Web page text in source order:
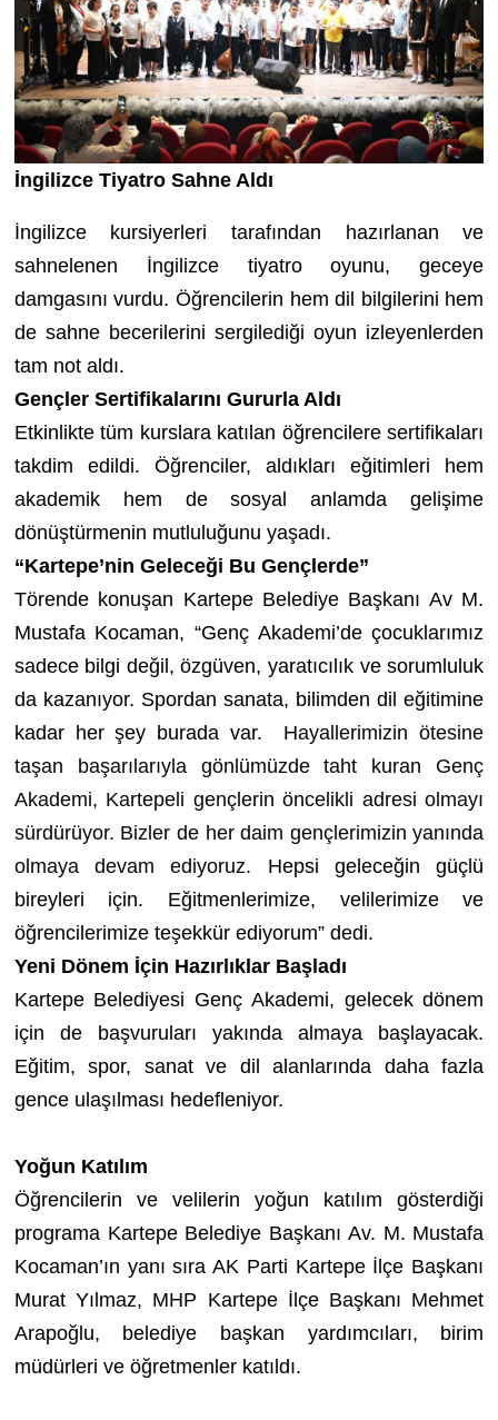
İngilizce Tiyatro Sahne Aldı
İngilizce kursiyerleri tarafından hazırlanan ve
sahnelenen İngilizce tiyatro oyunu, geceye
damgasını vurdu. Öğrencilerin hem dil bilgilerini hem
de sahne becerilerini sergilediği oyun izleyenlerden
tam not aldı.
Gençler Sertifikalarını Gururla Aldı
Etkinlikte tüm kurslara katılan öğrencilere sertifikaları
takdim edildi. Öğrenciler, aldıkları eğitimleri hem
akademik hem de sosyal anlamda gelişime
dönüştürmenin mutluluğunu yaşadı.
“Kartepe’nin Geleceği Bu Gençlerde”
Törende konuşan Kartepe Belediye Başkanı Av M.
Mustafa Kocaman, “Genç Akademi’de çocuklarımız
sadece bilgi değil, özgüven, yaratıcılık ve sorumluluk
da kazanıyor. Spordan sanata, bilimden dil eğitimine
kadar her şey burada var. Hayallerimizin ötesine
taşan başarılarıyla gönlümüzde taht kuran Genç
Akademi, Kartepeli gençlerin öncelikli adresi olmayı
sürdürüyor. Bizler de her daim gençlerimizin yanında
olmaya devam ediyoruz. Hepsi geleceğin güçlü
bireyleri için. Eğitmenlerimize, velilerimize ve
öğrencilerimize teşekkür ediyorum” dedi.
Yeni Dönem İçin Hazırlıklar Başladı
Kartepe Belediyesi Genç Akademi, gelecek dönem
için de başvuruları yakında almaya başlayacak.
Eğitim, spor, sanat ve dil alanlarında daha fazla
gence ulaşılması hedefleniyor.
Yoğun Katılım
Öğrencilerin ve velilerin yoğun katılım gösterdiği
programa Kartepe Belediye Başkanı Av. M. Mustafa
Kocaman’ın yanı sıra AK Parti Kartepe İlçe Başkanı
Murat Yılmaz, MHP Kartepe İlçe Başkanı Mehmet
Arapoğlu, belediye başkan yardımcıları, birim
müdürleri ve öğretmenler katıldı.